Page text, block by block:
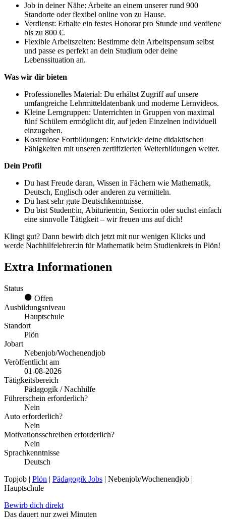
Job in deiner Nähe: Arbeite an einem unserer rund 900
Standorte oder flexibel online von zu Hause.
Verdienst: Erhalte ein festes Honorar pro Stunde und verdiene
bis zu 800 €.
Flexible Arbeitszeiten: Bestimme dein Arbeitspensum selbst
und passe es perfekt an dein Studium oder deine
Lebenssituation an.
Was wir dir bieten
Professionelles Material: Du erhältst Zugriff auf unsere
umfangreiche Lehrmitteldatenbank und moderne Lernvideos.
Kleine Lerngruppen: Unterrichten in Gruppen von maximal
fünf Schülern ermöglicht dir, auf jeden Einzelnen individuell
einzugehen.
Kostenlose Fortbildungen: Entwickle deine didaktischen
Fähigkeiten mit unseren zertifizierten Weiterbildungen weiter.
Dein Profil
Du hast Freude daran, Wissen in Fächern wie Mathematik,
Deutsch, Englisch oder anderen zu vermitteln.
Du hast sehr gute Deutschkenntnisse.
Du bist Student:in, Abiturient:in, Senior:in oder suchst einfach
eine sinnvolle Tätigkeit – wir freuen uns auf dich!
Klingt gut? Dann bewirb dich jetzt mit nur wenigen Klicks und
werde Nachhilfelehrer:in für Mathematik beim Studienkreis in Plön!
Extra Informationen
Status
Offen
Ausbildungsniveau
Hauptschule
Standort
Plön
Jobart
Nebenjob/Wochenendjob
Veröffentlicht am
01-08-2026
Tätigkeitsbereich
Pädagogik / Nachhilfe
Führerschein erforderlich?
Nein
Auto erforderlich?
Nein
Motivationsschreiben erforderlich?
Nein
Sprachkenntnisse
Deutsch
Topjob | Plön | Pädagogik Jobs | Nebenjob/Wochenendjob |
Hauptschule
Bewirb dich direkt
Das dauert nur zwei Minuten